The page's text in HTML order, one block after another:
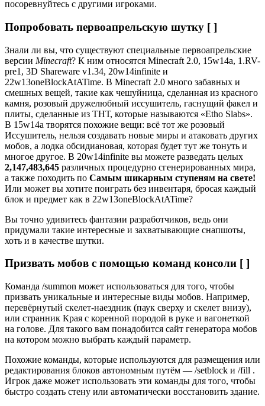
посоревнуйтесь с другими игроками.
Попробовать первоапрельскую шутку [ ]
Знали ли вы, что существуют специальные первоапрельские
версии Minecraft? К ним относятся Minecraft 2.0, 15w14a, 1.RV-
pre1, 3D Shareware v1.34, 20w14infinite и
22w13oneBlockAtATime. В Minecraft 2.0 много забавных и
смешных вещей, такие как чешуйница, сделанная из красного
камня, розовый дружелюбный иссушитель, гаснущий факел и
плиты, сделанные из ТНТ, которые называются «Etho Slabs».
В 15w14a творятся похожие вещи: всё тот же розовый
Иссушитель, нельзя создавать новые миры и атаковать других
мобов, а лодка обсидиановая, которая будет тут же тонуть и
многое другое. В 20w14infinite вы можете разведать целых
2,147,483,645 различных процедурно сгенерированных мира,
а также походить по Самым шикарным ступеням на свете!
Или может вы хотите поиграть без инвентаря, бросая каждый
блок и предмет как в 22w13oneBlockAtATime?
Вы точно удивитесь фантазии разработчиков, ведь они
придумали такие интересные и захватывающие снапшоты,
хоть и в качестве шутки.
Призвать мобов с помощью команд консоли [ ]
Команда /summon может использоваться для того, чтобы
призвать уникальные и интересные виды мобов. Например,
перевёрнутый скелет-наездник (паук сверху и скелет внизу),
или странник Края с коренной породой в руке и вагонеткой
на голове. Для такого вам понадобится сайт генератора мобов
на котором можно выбрать каждый параметр.
Похожие команды, которые используются для размещения или
редактирования блоков автономным путём — /setblock и /fill .
Игрок даже может использовать эти команды для того, чтобы
быстро создать стену или автоматически восстановить здание.